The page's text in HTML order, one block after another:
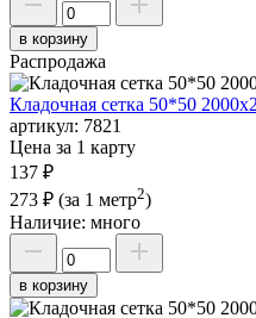
в корзину
Распродажа
Кладочная сетка 50*50
артикул: 7821
Цена за 1 карту
137 ₽
273 ₽ (за 1 метр2)
Наличие: много
в корзину